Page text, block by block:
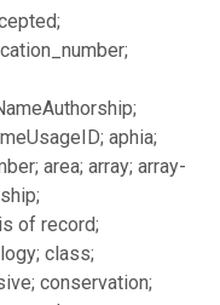
aphia;
area; array; array-
of record;
class;
conservation;